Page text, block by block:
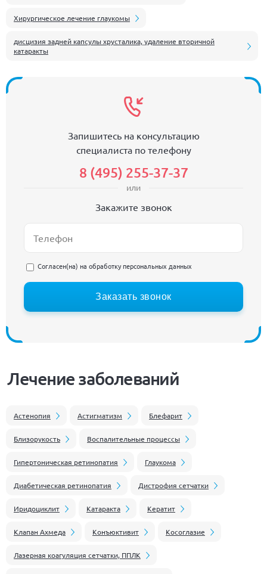
Хирургическое лечение глаукомы
дисцизия задней капсулы хрусталика, удаление вторичной
катаракты
Запишитесь на консультацию
специалиста по телефону
8 (495) 255-37-37
или
Закажите звонок
Согласен(на) на обработку персональных данных
Заказать звонок
Лечение заболеваний
Астенопия Астигматизм Блефарит
Близорукость Воспалительные процессы
Гипертоническая ретинопатия Глаукома
Диабетическая ретинопатия Дистрофия сетчатки
Иридоциклит Катаракта Кератит
Клапан Ахмеда Конъюктивит Косоглазие
Лазерная коагуляция сетчатки, ППЛК